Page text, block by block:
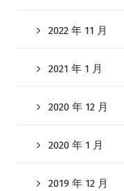
2022 年 11 月
2021 年 1 月
2020 年 12 月
2020 年 1 月
2019 年 12 月